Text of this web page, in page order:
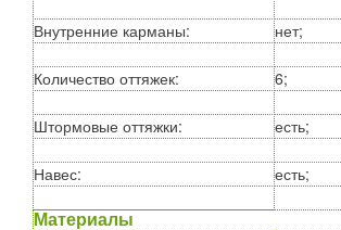
Внутренние карманы: нет;
Количество оттяжек: 6;
Штормовые оттяжки: есть;
Навес: есть;
Материалы